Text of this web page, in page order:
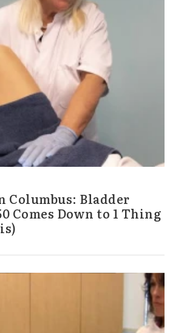
Columbus: Bladder
Comes Down to 1 Thing